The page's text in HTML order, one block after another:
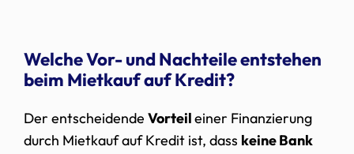
Welche Vor- und Nachteile entstehen
beim Mietkauf auf Kredit?
Der entscheidende Vorteileiner Finanzierung
durch Mietkauf auf Kredit ist, dass keine Bank